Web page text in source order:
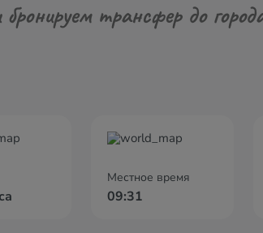
трансфер до
Местное время
09:31